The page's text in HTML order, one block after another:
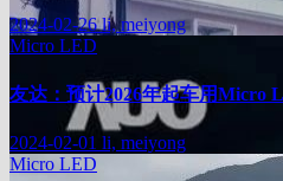
2024-02-26li, meiyong
Micro LED
友达：预计2026年起车用Micro
2024-02-01 li, meiyong
Micro LED